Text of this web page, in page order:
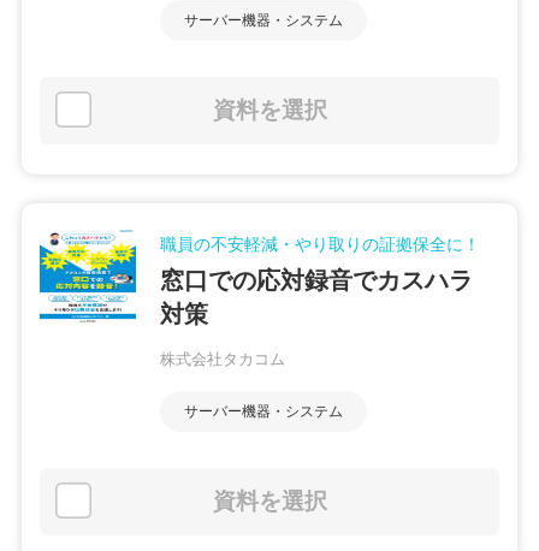
サーバー機器・システム
資料を選択
職員の不安軽減・やり取りの証拠保全に！
窓口での応対録音でカスハラ
対策
株式会社タカコム
サーバー機器・システム
資料を選択